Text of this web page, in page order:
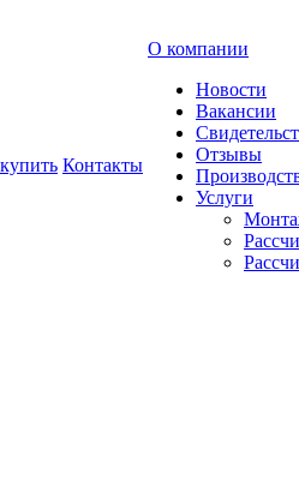
Контакты
О компании
Новости
Вакансии
Отзывы
Услуги